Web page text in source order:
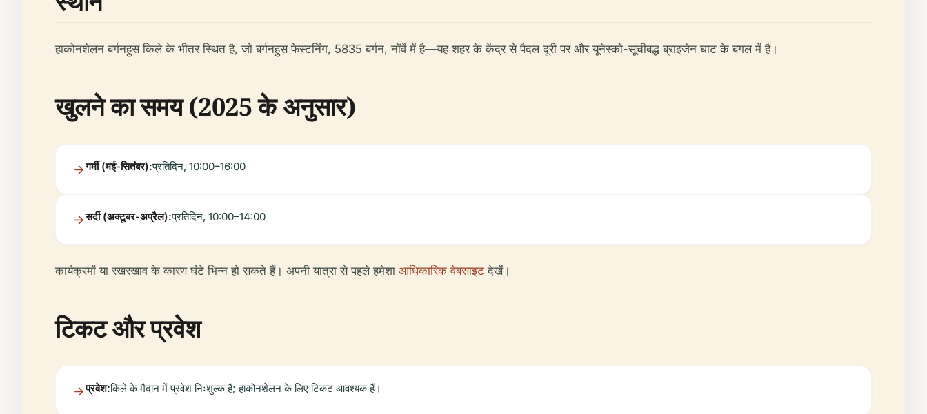
हाकोनशेलन बर्गनहुस किले के भीतर स्थित है, जो बर्गनहुस फेस्टनिंग, 5835 बर्गन, नॉर्वे में है—यह शहर के केंद्र से पैदल दूरी पर और यूनेस्को-सूचीबद्ध ब्राइजेन घाट के बगल में है।
खुलने का समय (2025 के अनुसार)
गर्मी (मई-सितंबर):प्रतिदिन, 10:00–16:00
सर्दी (अक्टूबर-अप्रैल):प्रतिदिन, 10:00–14:00
कार्यक्रमों या रखरखाव के कारण घंटे भिन्न हो सकते हैं। अपनी यात्रा से पहले हमेशा आधिकारिक वेबसाइट देखें।
टिकट और प्रवेश
प्रवेश:किले के मैदान में प्रवेश निःशुल्क है; हाकोनशेलन के लिए टिकट आवश्यक हैं।